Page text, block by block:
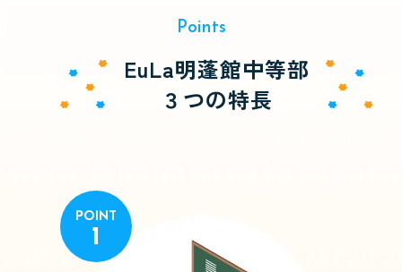
Points
EuLa明蓬館中等部
３つの特長
POINT
1